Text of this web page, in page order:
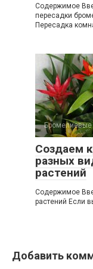
Содержимое
пересадки
Пересадка
Бромелиевые
Создаем
разных
растений
Содержимое
растений Если
Добавить